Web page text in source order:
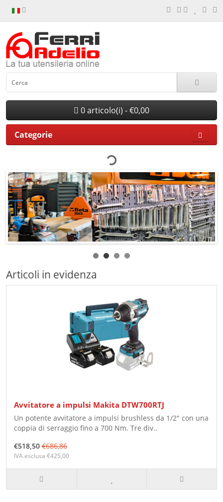
0 articolo(i) - €0,00
Categorie
Articoli in evidenza
Avvitatore a impulsi Makita DTW700RTJ
Un potente avvitatore a impulsi brushless da 1/2" con una
coppia di serraggio fino a 700 Nm. Tre div..
€518,50 €686,86
IVA esclusa €425,00